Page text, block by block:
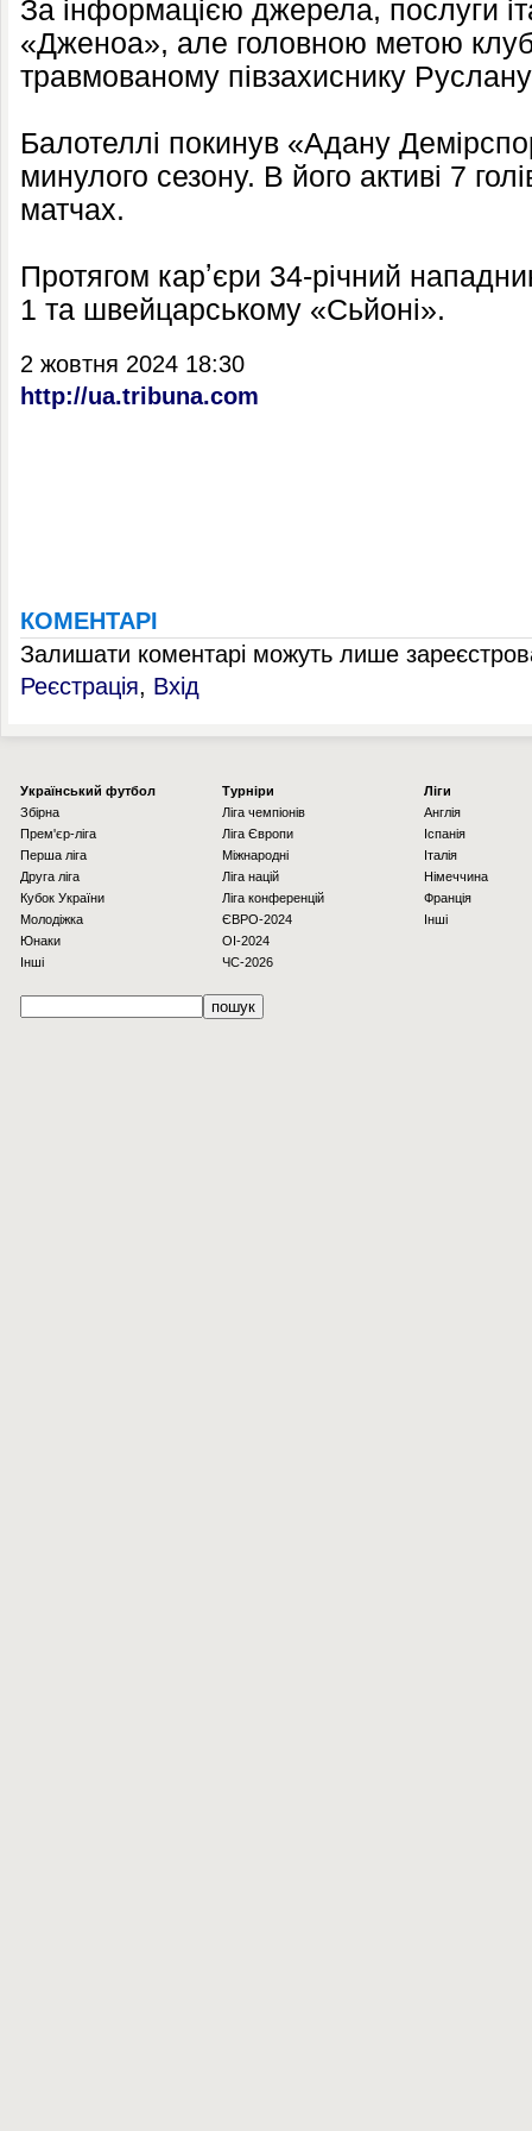
За інформацією джерела, послуги
«Дженоа», але головною метою
травмованому півзахиснику
Балотеллі покинув «Адану
минулого сезону. В його активі 7
матчах.
Протягом карʼєри 34-річний
1 та швейцарському «Сьйоні».
2 жовтня 2024 18:30
http://ua.tribuna.com
КОМЕНТАРІ
Залишати коментарі можуть лише
Реєстрація, Вхід
Українcький футбол
Збірна
Прем'єр-ліга
Перша ліга
Друга ліга
Кубок України
Молодіжка
Юнаки
Інші
Турніри
Ліга чемпіонів
Ліга Європи
Міжнародні
Ліга націй
Ліга конференцій
ЄВРО-2024
OI-2024
ЧС-2026
Ліги
Англія
Іспанія
Італія
Німеччина
Франція
Інші